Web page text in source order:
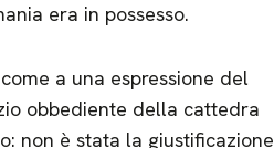
era in possesso.
a una espressione del
obbediente della cattedra
non è stata la giustificazione